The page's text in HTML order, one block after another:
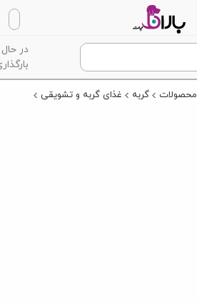
در حال
محصولات گربه
غذای گربه و تشویقی